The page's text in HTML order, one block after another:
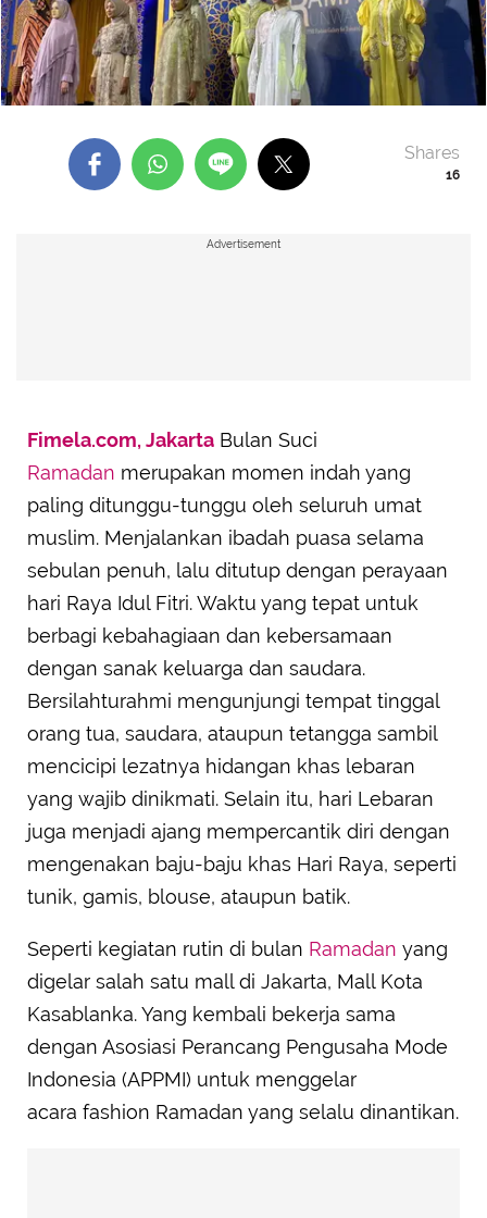
16
Shares
Advertisement
Fimela.com, Jakarta Bulan Suci
Ramadan merupakan momen indah yang
paling ditunggu-tunggu oleh seluruh umat
muslim. Menjalankan ibadah puasa selama
sebulan penuh, lalu ditutup dengan perayaan
hari Raya Idul Fitri. Waktu yang tepat untuk
berbagi kebahagiaan dan kebersamaan
dengan sanak keluarga dan saudara.
Bersilahturahmi mengunjungi tempat tinggal
orang tua, saudara, ataupun tetangga sambil
mencicipi lezatnya hidangan khas lebaran
yang wajib dinikmati. Selain itu, hari Lebaran
juga menjadi ajang mempercantik diri dengan
mengenakan baju-baju khas Hari Raya, seperti
tunik, gamis, blouse, ataupun batik.
Seperti kegiatan rutin di bulan Ramadan yang
digelar salah satu mall di Jakarta, Mall Kota
Kasablanka. Yang kembali bekerja sama
dengan Asosiasi Perancang Pengusaha Mode
Indonesia (APPMI) untuk menggelar
acara fashion Ramadan yang selalu dinantikan.